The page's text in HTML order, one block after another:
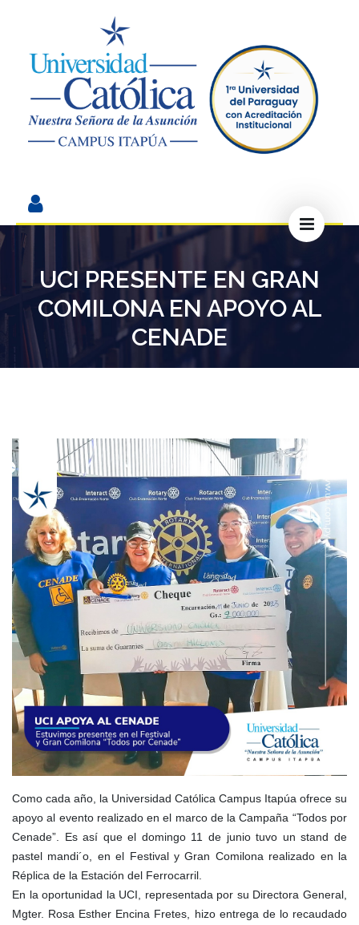
UCI PRESENTE EN GRAN
COMILONA EN APOYO AL
CENADE
Como cada año, la Universidad Católica Campus Itapúa ofrece su
apoyo al evento realizado en el marco de la Campaña “Todos por
Cenade”. Es así que el domingo 11 de junio tuvo un stand de
pastel mandi´o, en el Festival y Gran Comilona realizado en la
Réplica de la Estación del Ferrocarril.
En la oportunidad la UCI, representada por su Directora General,
Mgter. Rosa Esther Encina Fretes, hizo entrega de lo recaudado